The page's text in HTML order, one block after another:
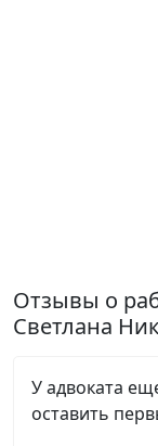
Отзывы о
Светлана
У адвоката
оставить